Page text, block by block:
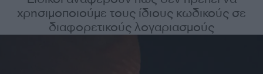
χρησιμοποιούμε τους ίδιους κωδικούς σε
διαφορετικούς λογαριασμούς